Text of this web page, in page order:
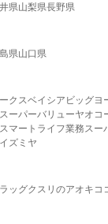
県山梨県長野県
県山口県
クスベイシア ビッグヨ
スーパーバリューヤオコ
マート ライフ業務スー
イズミヤ
ッグクスリのアオキ コ